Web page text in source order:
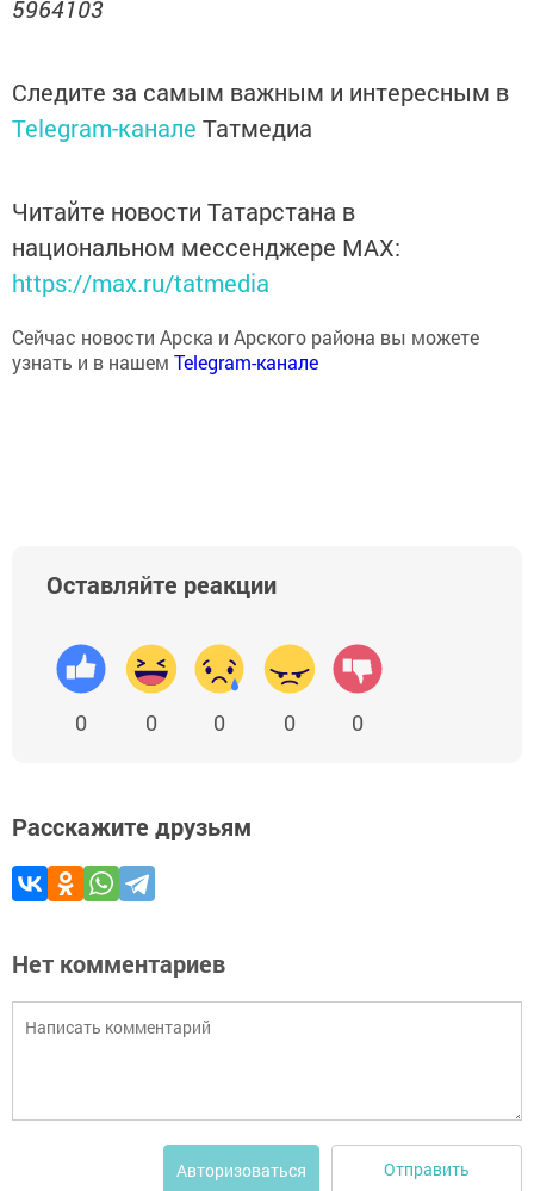
5964103
Следите за самым важным и интересным в
Telegram-канале Татмедиа
Читайте новости Татарстана в
национальном мессенджере MАХ:
https://max.ru/tatmedia
Сейчас новости Арска и Арского района вы можете
узнать и в нашем Telegram-канале
Оставляйте реакции
0 0 0 0 0
Расскажите друзьям
Нет комментариев
Авторизоваться Отправить